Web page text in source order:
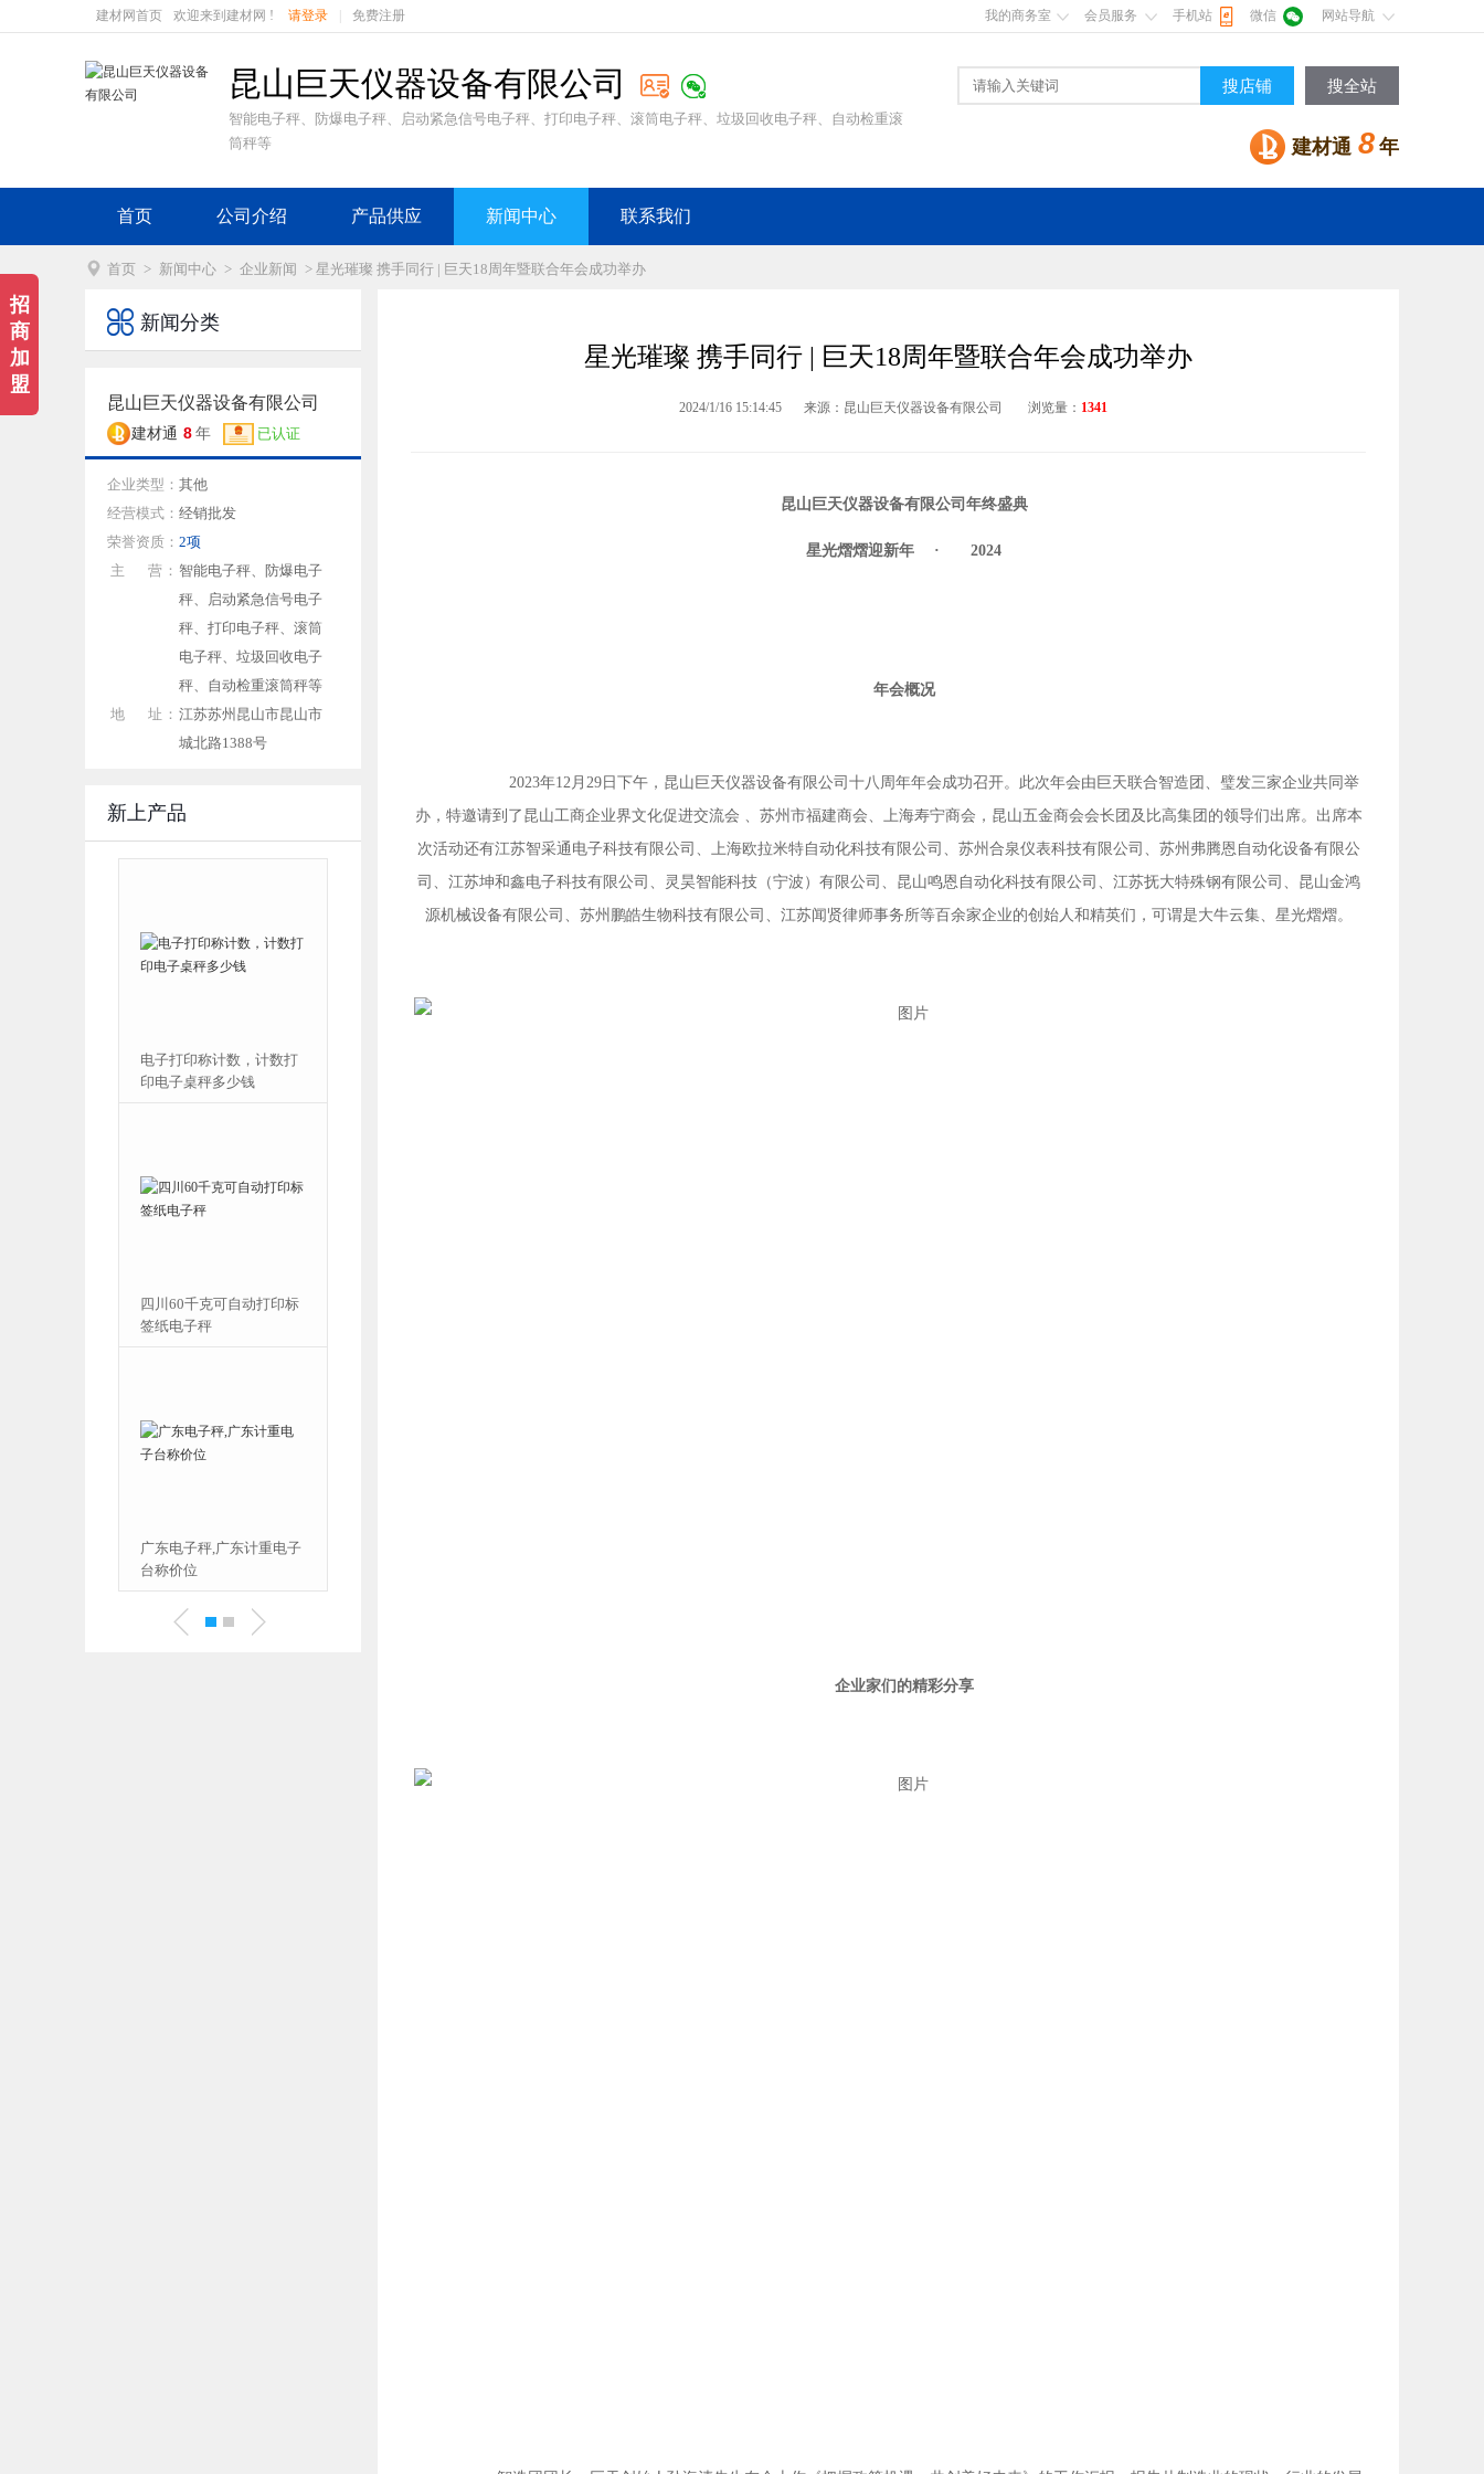
建材网首页 欢迎来到建材网 ! 请登录 免费注册 我的商务室 会员服务 手机站 微信 网站导航
昆山巨天仪器设备有限公司
智能电子秤、防爆电子秤、启动紧急信号电子秤、打印电子秤、滚筒电子秤、垃圾回收电子秤、自动检重滚
筒秤等
搜店铺 搜全站
建材通 8 年
首页 公司介绍 产品供应 新闻中心 联系我们
 首页 > 新闻中心 > 企业新闻 > 星光璀璨 携手同行 | 巨天18周年暨联合年会成功举办
星光璀璨 携手同行 | 巨天18周年暨联合年会成功举办
2024/1/16 15:14:45 来源：昆山巨天仪器设备有限公司 浏览量： 1341
昆山巨天仪器设备有限公司 年终盛典
星光熠熠迎新年 · 2024
年会概况
2023年12月29日下午，昆山巨天仪器设备有限公司十八周年年会成功召开。此次年会由巨天联合智造团、璧发三家企业共同举
办，特邀请到了昆山工商企业界文化促进交流会 、苏州市福建商会、上海寿宁商会，昆山五金商会会长团及比高集团的领导们出席。出席本
次活动还有江苏智采通电子科技有限公司、上海欧拉米特自动化科技有限公司、苏州合泉仪表科技有限公司、苏州弗腾恩自动化设备有限公
司、江苏坤和鑫电子科技有限公司、灵昊智能科技（宁波）有限公司、昆山鸣恩自动化科技有限公司、江苏抚大特殊钢有限公司、昆山金鸿
源机械设备有限公司、苏州鹏皓生物科技有限公司、江苏闻贤律师事务所等百余家企业的创始人和精英们，可谓是大牛云集、星光熠熠。
企业家们的精彩分享
 新闻分类
昆山巨天仪器设备有限公司
建材通 8 年 已认证
企业类型： 其他
经营模式： 经销批发
荣誉资质： 2项
主 营： 智能电子秤、防爆电子
秤、启动紧急信号电子
秤、打印电子秤、滚筒
电子秤、垃圾回收电子
秤、自动检重滚筒秤等
地 址： 江苏苏州昆山市昆山市
城北路1388号
新上产品
河南150公斤带标签条码
粘贴电子
宝岛樱花FWN-V5L全不锈
钢防水电子秤报价
称重3千克导出称重数据至
电脑的电子称秤
招
商
加
盟